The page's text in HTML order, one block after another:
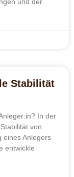
und der
Stabilität
In der
von
eines Anlegers
entwickle